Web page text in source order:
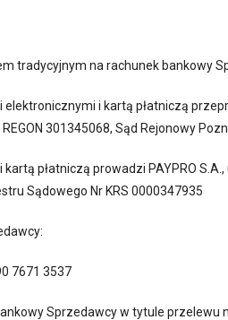
tradycyjnym na rachunek bankowy
i kartą płatniczą
301345068, Sąd Rejonowy
płatniczą prowadzi PAYPRO
Sądowego Nr KRS 0000347935
7671 3537
Sprzedawcy w tytule